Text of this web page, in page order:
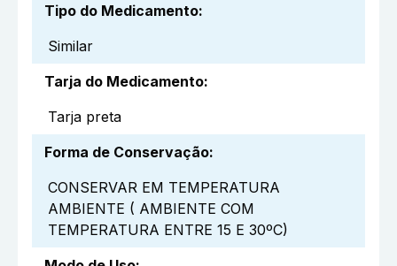
Tipo do Medicamento:
Similar
Tarja do Medicamento:
Tarja preta
Forma de Conservação:
CONSERVAR EM TEMPERATURA
AMBIENTE ( AMBIENTE COM
TEMPERATURA ENTRE 15 E 30ºC)